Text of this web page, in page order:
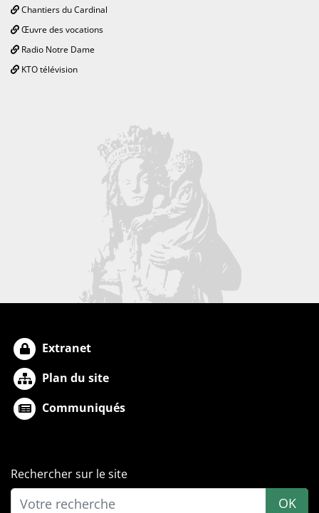
Chantiers du Cardinal
Œuvre des vocations
Radio Notre Dame
KTO télévision
Extranet
Plan du site
Communiqués
Rechercher sur le site
OK